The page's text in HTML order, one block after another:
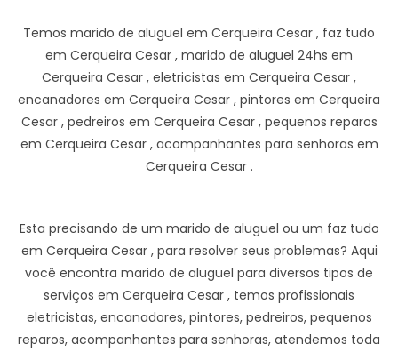
Temos marido de aluguel em Cerqueira Cesar , faz tudo
em Cerqueira Cesar , marido de aluguel 24hs em
Cerqueira Cesar , eletricistas em Cerqueira Cesar ,
encanadores em Cerqueira Cesar , pintores em Cerqueira
Cesar , pedreiros em Cerqueira Cesar , pequenos reparos
em Cerqueira Cesar , acompanhantes para senhoras em
Cerqueira Cesar .
Esta precisando de um marido de aluguel ou um faz tudo
em Cerqueira Cesar , para resolver seus problemas? Aqui
você encontra marido de aluguel para diversos tipos de
serviços em Cerqueira Cesar , temos profissionais
eletricistas, encanadores, pintores, pedreiros, pequenos
reparos, acompanhantes para senhoras, atendemos toda